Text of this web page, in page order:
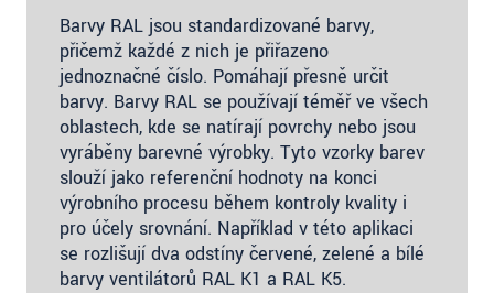
Barvy RAL jsou standardizované barvy,
přičemž každé z nich je přiřazeno
jednoznačné číslo. Pomáhají přesně určit
barvy. Barvy RAL se používají téměř ve všech
oblastech, kde se natírají povrchy nebo jsou
vyráběny barevné výrobky. Tyto vzorky barev
slouží jako referenční hodnoty na konci
výrobního procesu během kontroly kvality i
pro účely srovnání. Například v této aplikaci
se rozlišují dva odstíny červené, zelené a bílé
barvy ventilátorů RAL K1 a RAL K5.